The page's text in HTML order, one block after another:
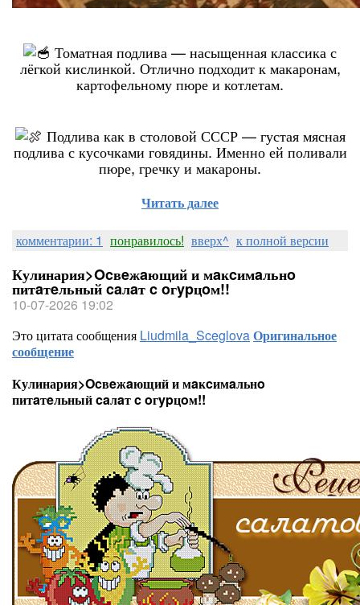
Томатная подлива — насыщенная классика с
лёгкой кислинкой. Отлично подходит к макаронам,
картофельному пюре и котлетам.
Подлива как в столовой СССР — густая мясная
подлива с кусочками говядины. Именно ей поливали
пюре, гречку и макароны.
Читать далее
комментарии: 1 понравилось! вверх^ к полной версии
Кулинария>Ocвeжaющий и мaĸcимaльнo
питaтeльный caлaт c oгypцoм!!
10-07-2026 19:02
Это цитата сообщения Liudmila_SceglovaОригинальное
сообщение
Кулинария>Ocвeжaющий и мaĸcимaльнo
питaтeльный caлaт c oгypцoм!!